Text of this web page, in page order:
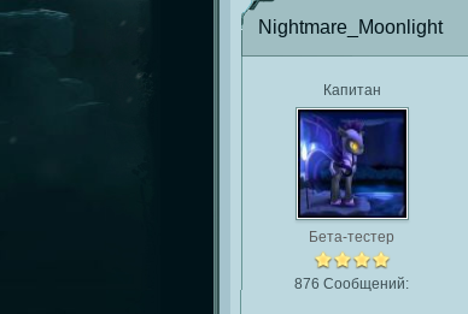
Nightmare_Moonlight
Капитан
Бета-тестер
876 Сообщений: